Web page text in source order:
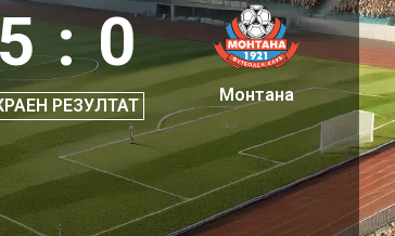
: 0
РЕЗУЛТАТ Монтана